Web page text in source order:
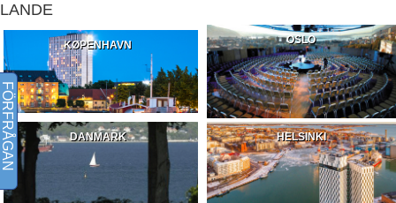
LANDE
KØPENHAVN OSLO
DANMARK HELSINKI
FÖRFRÅGAN